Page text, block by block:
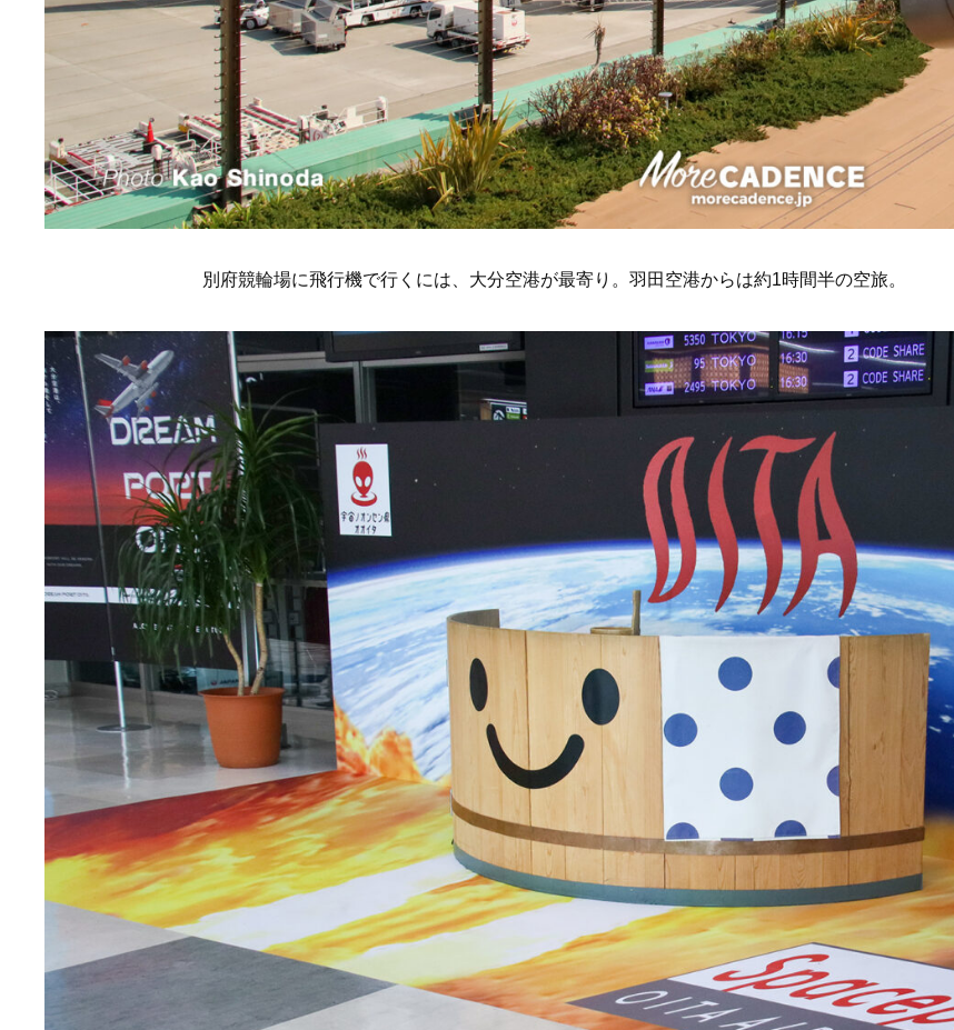
別府競輪場に飛行機で行くには、大分空港が最寄り。羽田空港からは約1時間半の空旅。